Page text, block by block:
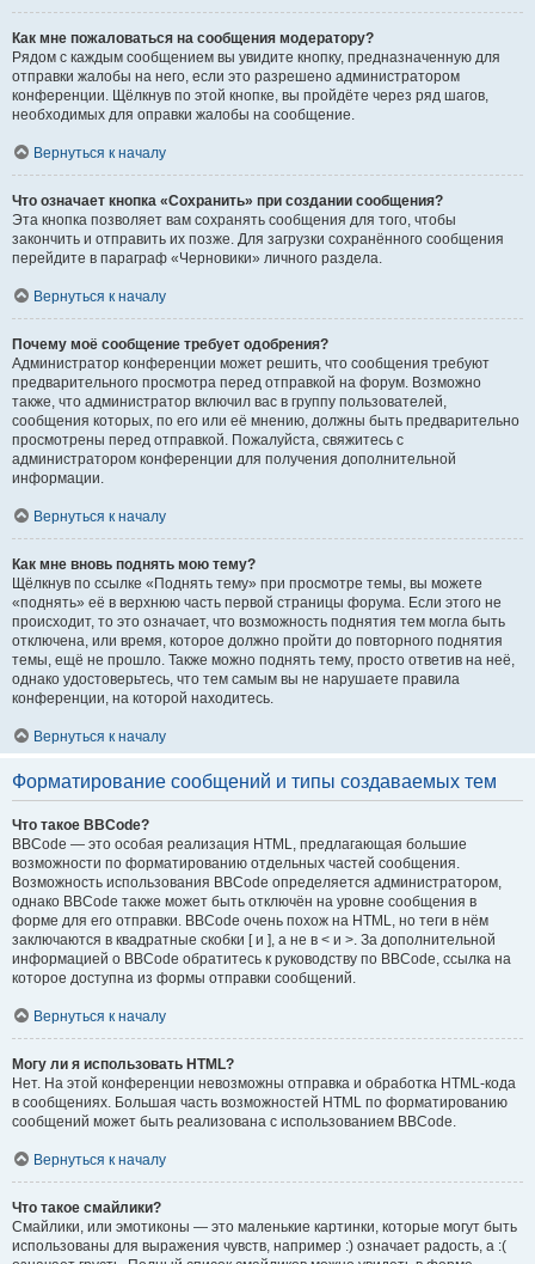
Как мне пожаловаться на сообщения модератору?
Рядом с каждым сообщением вы увидите кнопку, предназначенную для
отправки жалобы на него, если это разрешено администратором
конференции. Щёлкнув по этой кнопке, вы пройдёте через ряд шагов,
необходимых для оправки жалобы на сообщение.
Вернуться к началу
Что означает кнопка «Сохранить» при создании сообщения?
Эта кнопка позволяет вам сохранять сообщения для того, чтобы
закончить и отправить их позже. Для загрузки сохранённого сообщения
перейдите в параграф «Черновики» личного раздела.
Вернуться к началу
Почему моё сообщение требует одобрения?
Администратор конференции может решить, что сообщения требуют
предварительного просмотра перед отправкой на форум. Возможно
также, что администратор включил вас в группу пользователей,
сообщения которых, по его или её мнению, должны быть предварительно
просмотрены перед отправкой. Пожалуйста, свяжитесь с
администратором конференции для получения дополнительной
информации.
Вернуться к началу
Как мне вновь поднять мою тему?
Щёлкнув по ссылке «Поднять тему» при просмотре темы, вы можете
«поднять» её в верхнюю часть первой страницы форума. Если этого не
происходит, то это означает, что возможность поднятия тем могла быть
отключена, или время, которое должно пройти до повторного поднятия
темы, ещё не прошло. Также можно поднять тему, просто ответив на неё,
однако удостоверьтесь, что тем самым вы не нарушаете правила
конференции, на которой находитесь.
Вернуться к началу
Форматирование сообщений и типы создаваемых тем
Что такое BBCode?
BBCode — это особая реализация HTML, предлагающая большие
возможности по форматированию отдельных частей сообщения.
Возможность использования BBCode определяется администратором,
однако BBCode также может быть отключён на уровне сообщения в
форме для его отправки. BBCode очень похож на HTML, но теги в нём
заключаются в квадратные скобки [ и ], а не в < и >. За дополнительной
информацией о BBCode обратитесь к руководству по BBCode, ссылка на
которое доступна из формы отправки сообщений.
Вернуться к началу
Могу ли я использовать HTML?
Нет. На этой конференции невозможны отправка и обработка HTML-кода
в сообщениях. Большая часть возможностей HTML по форматированию
сообщений может быть реализована с использованием BBCode.
Вернуться к началу
Что такое смайлики?
Смайлики, или эмотиконы — это маленькие картинки, которые могут быть
использованы для выражения чувств, например :) означает радость, а :(